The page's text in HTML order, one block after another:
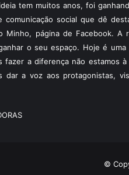
tem muitos anos, foi
social que dê
página de Facebook. A
o seu espaço. Hoje é
fazer a diferença não estamos
a voz aos protagonistas,
©